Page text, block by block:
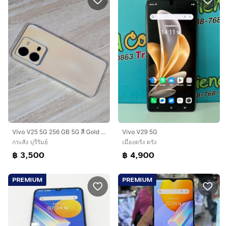
Vivo V25 5G 256 GB 5G สี Gold เครื่องศูนย์ สภาพสวย ไร้รอย
กระสัง บุรีรัมย์
฿ 3,500
Vivo V29 5G
เมืองตรัง ตรัง
฿ 4,900
PREMIUM PREMIUM